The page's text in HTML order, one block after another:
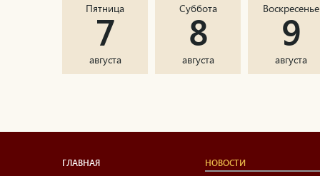
Пятница
7
августа
Суббота
8
августа
Воскресенье
9
августа
ГЛАВНАЯ НОВОСТИ